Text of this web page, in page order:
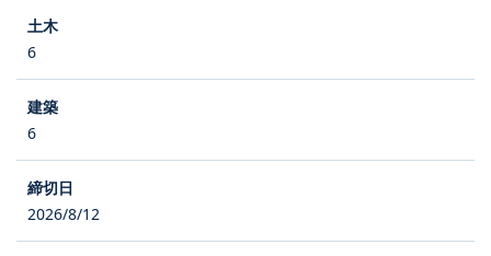
6
6
2026/8/12